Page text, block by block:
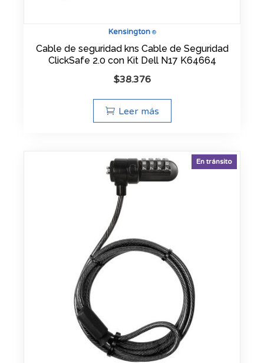
Kensington®
Cable de seguridad kns Cable de Seguridad
ClickSafe 2.0 con Kit Dell N17 K64664
$38.376
Leer más
En tránsito